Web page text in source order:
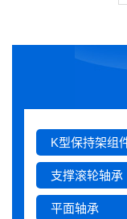
K型保持架组
支撑滚轮轴承
平面轴承